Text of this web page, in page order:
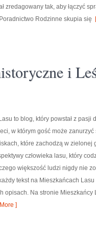
zredagowany tak, aby łączyć
Rodzinne skupia się
i
to blog, który powstał z
w którym gość może
które zachodzą w zielonej
człowieka lasu, który
większość ludzi nigdy nie
tekst na Mieszkańcach
opisach. Na stronie
]